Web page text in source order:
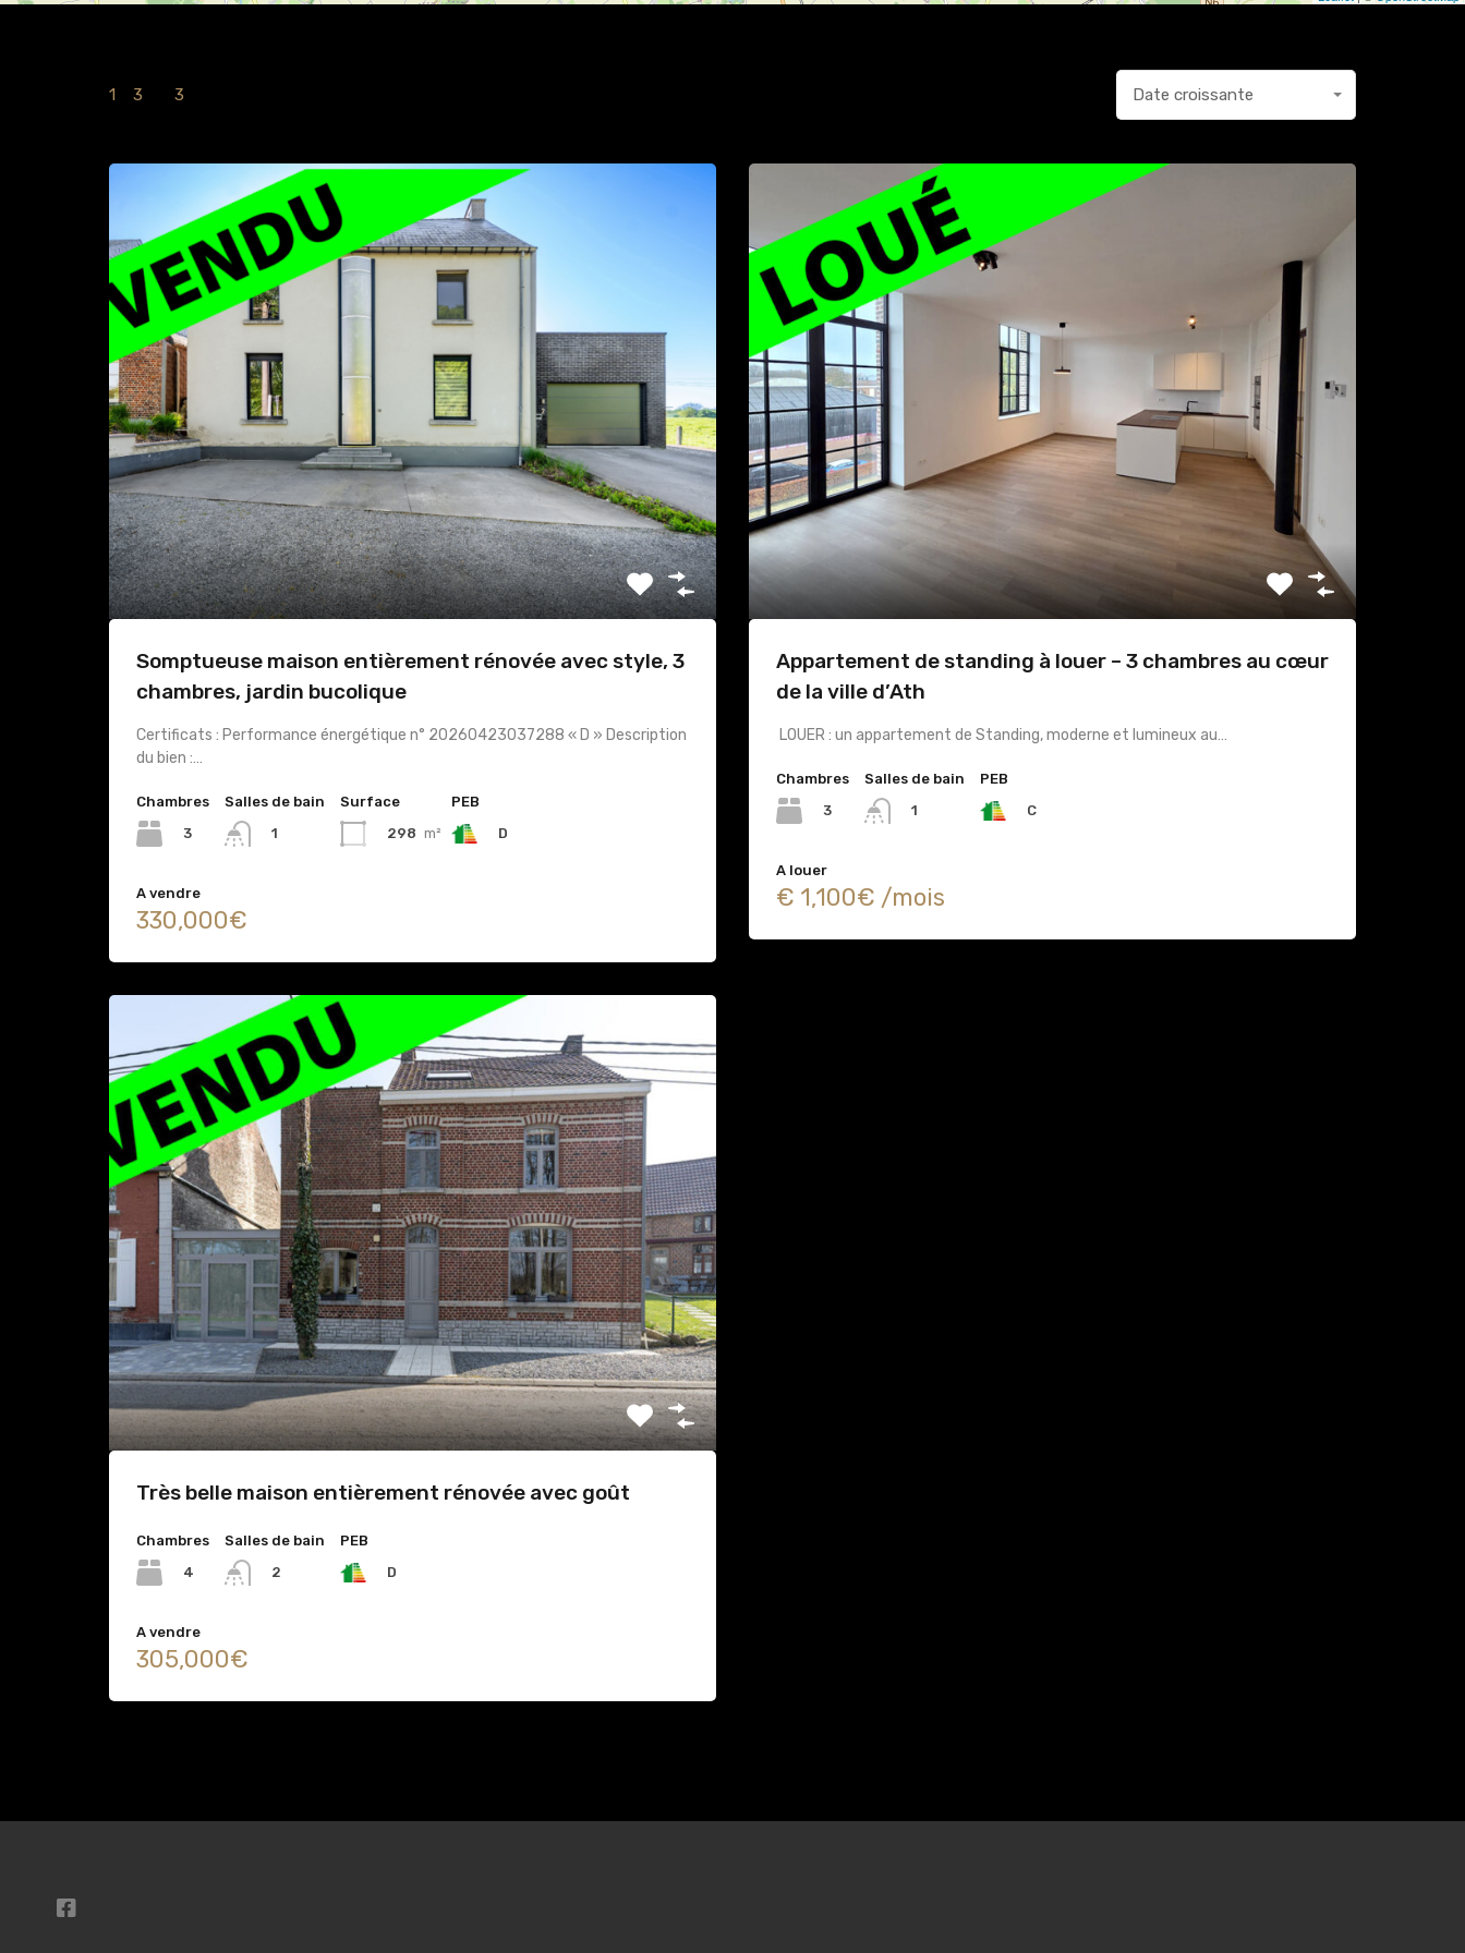
1 3 3 Date croissante
Somptueuse maison entièrement rénovée avec style, 3
chambres, jardin bucolique
Certificats : Performance énergétique n° 20260423037288 « D » Description
du bien :…
Chambres
3
Salles de bain
1
Surface
298 m²
PEB
D
A vendre
330,000€
Appartement de standing à louer – 3 chambres au cœur
de la ville d’Ath
LOUER : un appartement de Standing, moderne et lumineux au…
Chambres
3
Salles de bain
1
PEB
C
A louer
€ 1,100€ /mois
Très belle maison entièrement rénovée avec goût
Chambres
4
Salles de bain
2
PEB
D
A vendre
305,000€